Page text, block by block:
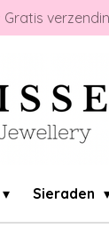
Sieraden